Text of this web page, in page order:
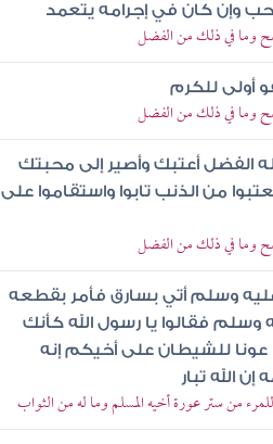
وإن كان في إجرامه يتعمد
وما في ذلك من الفضل
أولى للكرم
وما في ذلك من الفضل
الفضل أعتبك وأصير إلى محبتك
من الذنب تابوا واستقاموا على
وما في ذلك من الفضل
وسلم أتي بسارق فأمر بقطعه
فقالوا يا رسول الله كأنك
للشيطان على أخيكم إنه
الله تبار
من ستر عورة أخيه المسلم وما له من الثواب